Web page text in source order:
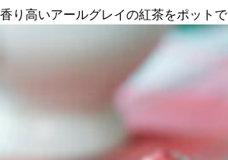
CULTURE
すべて
関西で開催。
香り高いアールグレイの紅茶をポットで